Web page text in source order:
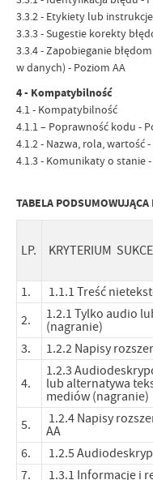
3.3.2 - Etykiety lub
3.3.3 - Sugestie korekty
3.3.4 - Zapobieganie
w danych) - Poziom AA
4 - Kompatybilność
4.1 - Kompatybilność
4.1.1 – Poprawność kodu -
4.1.2 - Nazwa, rola, wartość
4.1.3 - Komunikaty o stanie
TABELA
LP. KRYTERIUM
1.
1.1.1 Treść
2.
1.2.1 Tylko audio
(nagranie)
3.
1.2.2 Napisy
4.
1.2.3
lub alternatywa
mediów (nagranie)
5.
1.2.4 Napisy
AA
6.
1.2.5
7.
1.3.1 Informacje i